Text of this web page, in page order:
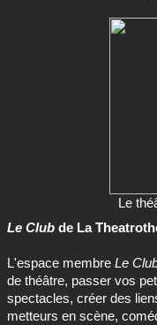
Le
Le Club de La
L'espace membre Le
de théâtre, passer vos
spectacles, créer des
metteurs en scène,